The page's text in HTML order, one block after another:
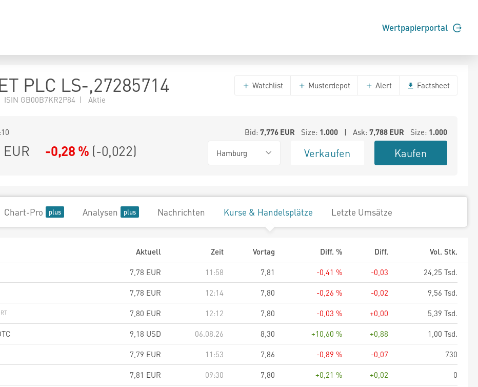
Wertpapierportal
PLC LS-,27285714
ISIN GB00B7KR2P84 | Aktie
Watchlist Musterdepot Alert Factsheet
Bid: 7,776EUR Size: 1.000| Ask: 7,788EUR Size: 1.000
EUR -0,28 % (-0,022) Hamburg Verkaufen Kaufen
Chart-Pro Analysen Nachrichten Kurse & Handelsplätze Letzte Umsätze
Aktuell Zeit Vortag Diff. % Diff.
Vol. Stk.
7,78 EUR 11:58 7,81 -0,41 % -0,03
24,25 Tsd.
7,78 EUR 12:14 7,80 -0,26 % -0,02
9,56 Tsd.
7,80 EUR 12:12 7,80 -0,03 % +0,00
5,39 Tsd.
9,18 USD 06.08.26 8,30 +10,60 % +0,88
1,00 Tsd.
7,79 EUR 11:53 7,86 -0,89 % -0,07
730
7,81 EUR 09:30 7,80 +0,21 % +0,02
0